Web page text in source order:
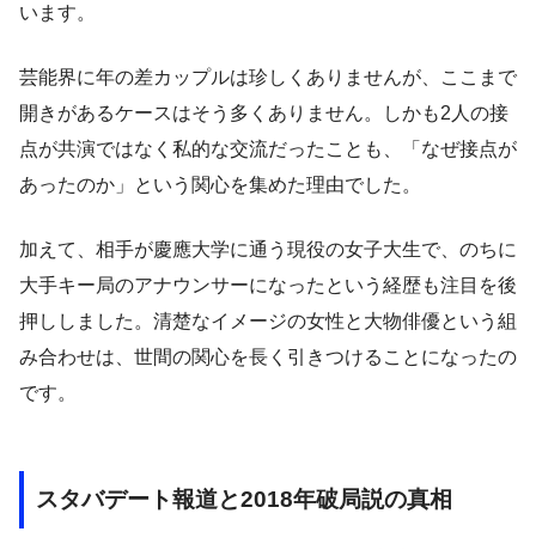
います。
芸能界に年の差カップルは珍しくありませんが、ここまで
開きがあるケースはそう多くありません。しかも2人の接
点が共演ではなく私的な交流だったことも、「なぜ接点が
あったのか」という関心を集めた理由でした。
加えて、相手が慶應大学に通う現役の女子大生で、のちに
大手キー局のアナウンサーになったという経歴も注目を後
押ししました。清楚なイメージの女性と大物俳優という組
み合わせは、世間の関心を長く引きつけることになったの
です。
スタバデート報道と2018年破局説の真相